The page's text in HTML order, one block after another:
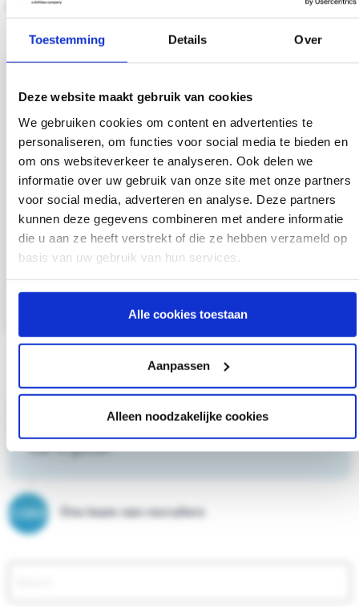
Toestemming Details Over
Deze website maakt gebruik van cookies
We gebruiken cookies om content en advertenties te
personaliseren, om functies voor social media te bieden en
om ons websiteverkeer te analyseren. Ook delen we
informatie over uw gebruik van onze site met onze partners
voor social media, adverteren en analyse. Deze partners
kunnen deze gegevens combineren met andere informatie
die u aan ze heeft verstrekt of die ze hebben verzameld op
basis van uw gebruik van hun services.
Alle cookies toestaan
Aanpassen
Alleen noodzakelijke cookies
Bekijk meer verhalen van collega's
Sollicitatieproces
Jij stuurt ons jouw CV en
motivatie.
2
coeo
Heb je een vraag?
Stel 'm gerust!
Ons team van recruiters